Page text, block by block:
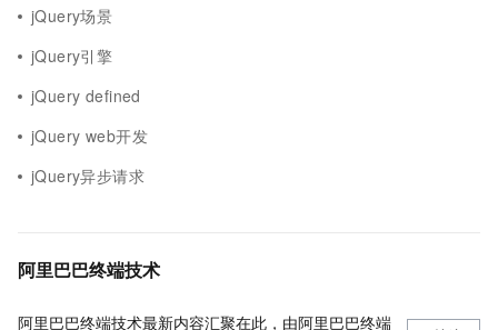
jQuery场景
jQuery引擎
jQuery defined
jQuery web开发
jQuery异步请求
阿里巴巴终端技术
阿里巴巴终端技术最新内容汇聚在此，由阿里巴巴终端